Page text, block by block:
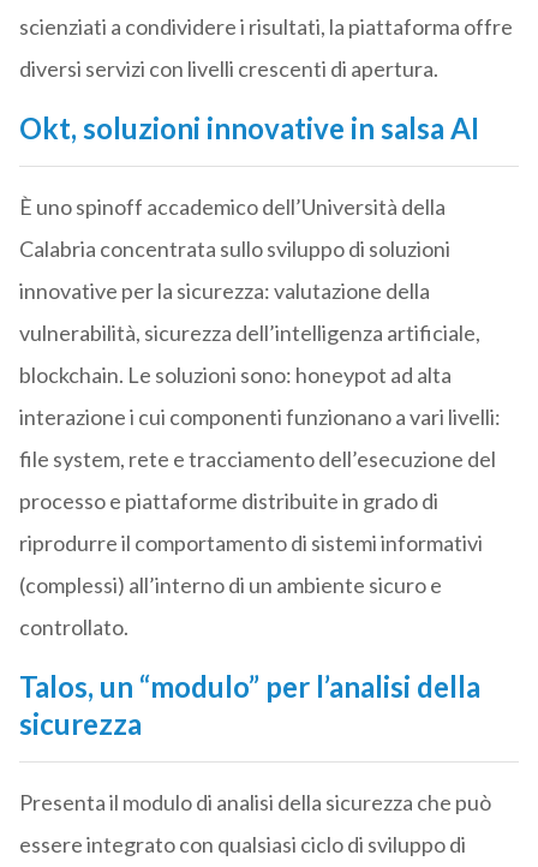
scienziati a condividere i risultati, la piattaforma offre
diversi servizi con livelli crescenti di apertura.
Okt, soluzioni innovative in salsa AI
È uno spinoff accademico dell’Università della
Calabria concentrata sullo sviluppo di soluzioni
innovative per la sicurezza: valutazione della
vulnerabilità, sicurezza dell’intelligenza artificiale,
blockchain. Le soluzioni sono: honeypot ad alta
interazione i cui componenti funzionano a vari livelli:
file system, rete e tracciamento dell’esecuzione del
processo e piattaforme distribuite in grado di
riprodurre il comportamento di sistemi informativi
(complessi) all’interno di un ambiente sicuro e
controllato.
Talos, un “modulo” per l’analisi della
sicurezza
Presenta il modulo di analisi della sicurezza che può
essere integrato con qualsiasi ciclo di sviluppo di